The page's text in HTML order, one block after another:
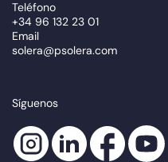
Teléfono
+34 96 132 23 01
Email
solera@psolera.com
Síguenos